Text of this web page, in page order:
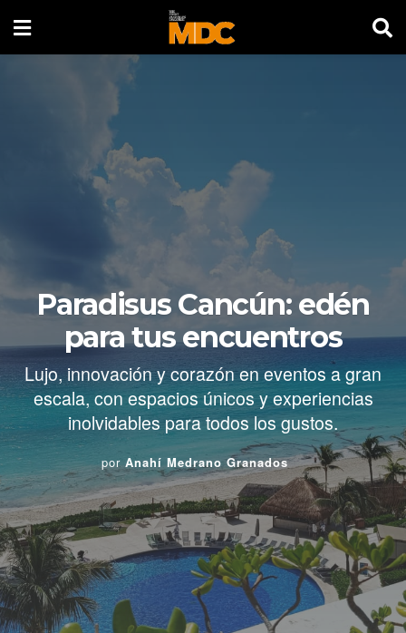
Paradisus Cancún: edén
para tus encuentros
Lujo, innovación y corazón en eventos a gran
escala, con espacios únicos y experiencias
inolvidables para todos los gustos.
por Anahí Medrano Granados